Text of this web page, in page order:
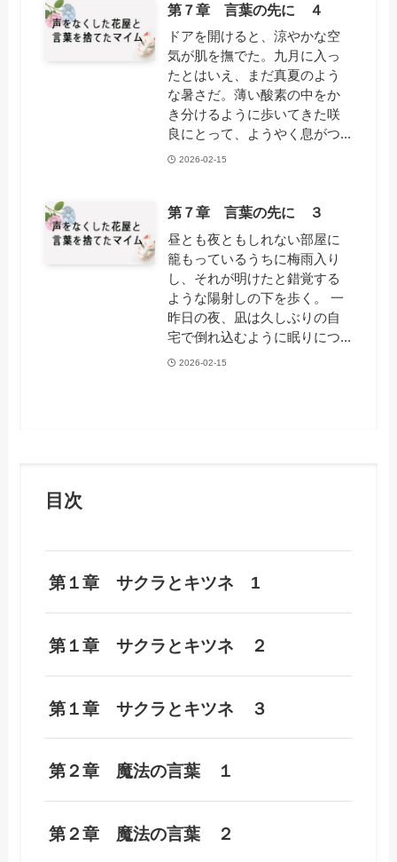
第７章 言葉の先に ４
ドアを開けると、涼やかな空
気が肌を撫でた。九月に入っ
たとはいえ、まだ真夏のよう
な暑さだ。薄い酸素の中をか
き分けるように歩いてきた咲
良にとって、ようやく息がつ...
2026-02-15
第７章 言葉の先に ３
昼とも夜ともしれない部屋に
籠もっているうちに梅雨入り
し、それが明けたと錯覚する
ような陽射しの下を歩く。 一
昨日の夜、凪は久しぶりの自
宅で倒れ込むように眠りにつ...
2026-02-15
目次
第１章 サクラとキツネ 1
第１章 サクラとキツネ ２
第１章 サクラとキツネ ３
第２章 魔法の言葉 １
第２章 魔法の言葉 ２